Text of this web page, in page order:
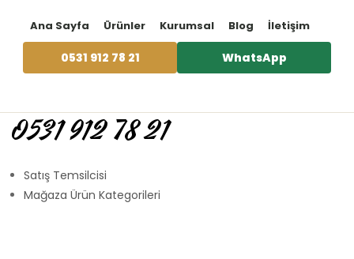
Ana Sayfa Ürünler Kurumsal Blog İletişim
0531 912 78 21 WhatsApp
0531 912 78 21
Satış Temsilcisi
Mağaza Ürün Kategorileri